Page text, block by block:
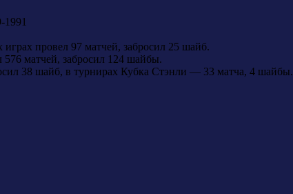
провел 97 матчей, забросил 25 шайб.
матчей, забросил 124 шайбы.
38 шайб, в турнирах Кубка Стэнли — 33 матча, 4 шайбы.